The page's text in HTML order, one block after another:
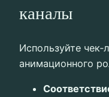
каналы
Используйте
анимационного